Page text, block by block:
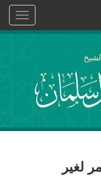
Toggle
لغير